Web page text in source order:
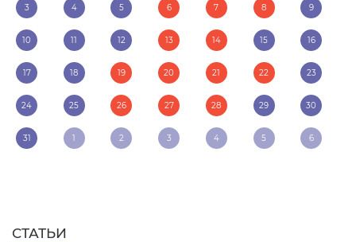
3 4 5 6 7 8 9
10 11 12 13 14 15 16
17 18 19 20 21 22 23
24 25 26 27 28 29 30
31 1 2 3 4 5 6
СТАТЬИ